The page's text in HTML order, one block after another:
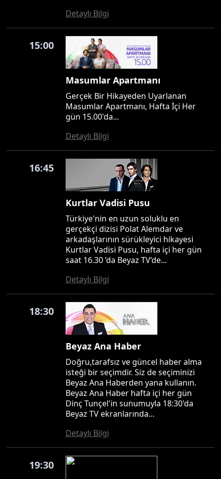
Detaylı Bilgi
15:00
Masumlar Apartmanı
Gerçek Bir Hikayeden Uyarlanan
Masumlar Apartmanı, Hafta İçi Her
gün 15.00'da...
Detaylı Bilgi
16:45
Kurtlar Vadisi Pusu
Türkiye'nin en uzun soluklu en
gerçekçi dizisi Polat Alemdar ve
arkadaşlarının sürükleyici hikayesi
Kurtlar Vadisi Pusu, hafta içi her gün
saat 16.30 ’da Beyaz TV’de...
Detaylı Bilgi
18:30
Beyaz Ana Haber
Doğru,tarafsız ve güncel haber alma
isteği bir seçimdir. Siz de seçiminizi
Beyaz Ana Haberden yana kullanın.
Beyaz Ana Haber hafta içi her gün
Dinç Tunçel'in sunumuyla 18:30'da
Beyaz TV ekranlarında...
Detaylı Bilgi
19:30